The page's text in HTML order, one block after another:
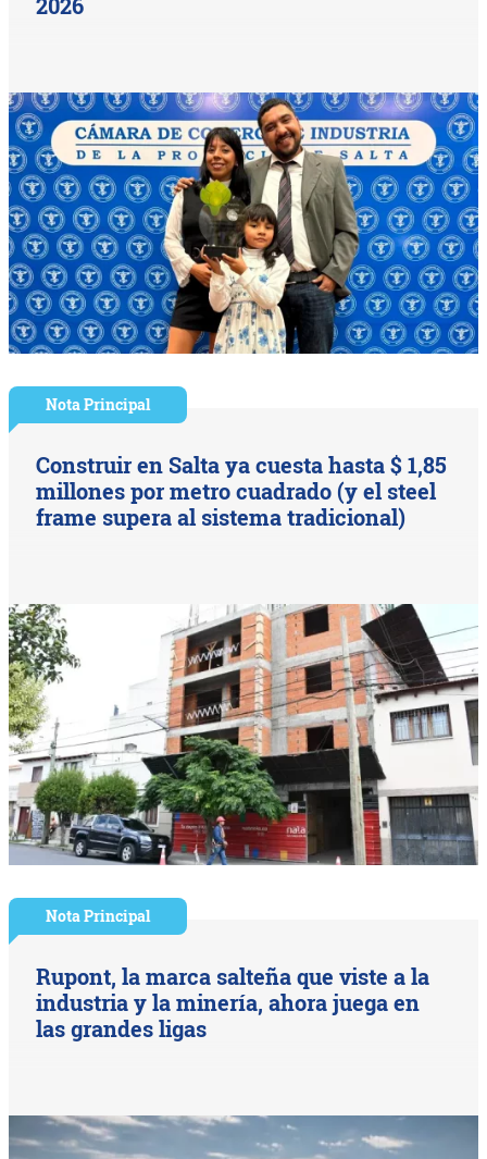
Nota Principal
Construir en Salta ya cuesta hasta $ 1,85
millones por metro cuadrado (y el steel
frame supera al sistema tradicional)
Nota Principal
Rupont, la marca salteña que viste a la
industria y la minería, ahora juega en
las grandes ligas